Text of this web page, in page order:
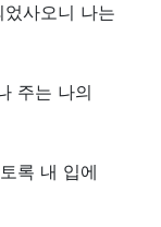
사오니 나는
주는 나의
록 내 입에